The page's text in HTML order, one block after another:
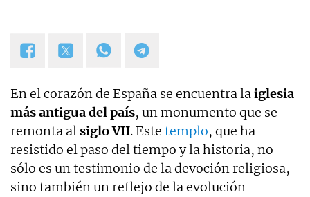
En el corazón de España se encuentra laiglesia
más antigua del país, un monumento que se
remonta alsiglo VII. Este templo, que ha
resistido el paso del tiempo y la historia, no
sólo es un testimonio de la devoción religiosa,
sino también un reflejo de la evolución